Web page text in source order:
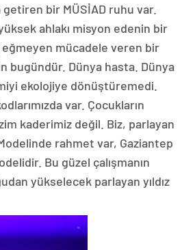
bir MÜSİAD ruhu var.
ahlakı misyon edenin bir
mücadele veren bir
bugündür. Dünya hasta. Dünya
ekolojiye dönüştüremedi.
var. Çocukların
kaderimiz değil. Biz, parlayan
rahmet var, Gaziantep
Bu güzel çalışmanın
yükselecek parlayan yıldız